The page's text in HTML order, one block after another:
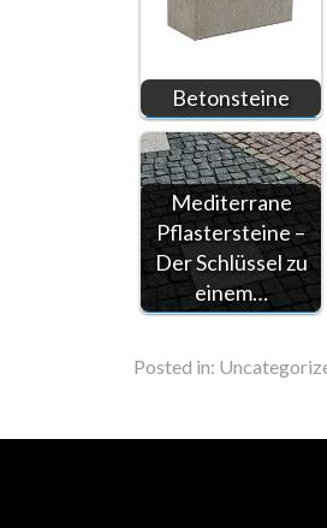
Betonsteine
Mediterrane
Pflastersteine –
Der Schlüssel zu
einem…
Posted in: